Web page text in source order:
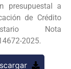
presupuestal a
de Crédito
Nota
2025.